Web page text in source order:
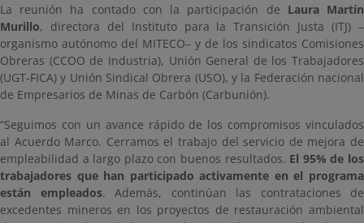
La reunión ha contado con la participación de Laura Martín
Murillo, directora del Instituto para la Transición Justa (ITJ) –
organismo autónomo del MITECO– y de los sindicatos Comisiones
Obreras (CCOO de Industria), Unión General de los Trabajadores
(UGT-FICA) y Unión Sindical Obrera (USO), y la Federación nacional
de Empresarios de Minas de Carbón (Carbunión).
“Seguimos con un avance rápido de los compromisos vinculados
al Acuerdo Marco. Cerramos el trabajo del servicio de mejora de
empleabilidad a largo plazo con buenos resultados. El 95% de los
trabajadores que han participado activamente en el programa
están empleados. Además, continúan las contrataciones de
excedentes mineros en los proyectos de restauración ambiental